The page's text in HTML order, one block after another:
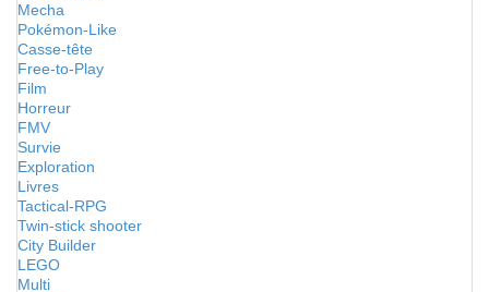
Mecha
Pokémon-Like
Casse-tête
Free-to-Play
Film
Horreur
FMV
Survie
Exploration
Livres
Tactical-RPG
Twin-stick shooter
City Builder
LEGO
Multi